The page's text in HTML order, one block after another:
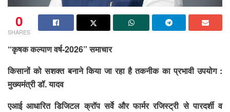
0
SHARES
“कृषक कल्याण वर्ष-2026” समाचार
किसानों को सशक्त बनाने किया जा रहा है तकनीक का प्रभावी उपयोग :
मुख्यमंत्री डॉ. यादव
एआई आधारित डिजिटल क्रॉप सर्वे और फार्मर रजिस्ट्री से पारदर्शी व